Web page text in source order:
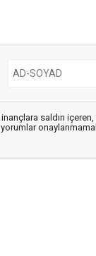
saldırı içeren,